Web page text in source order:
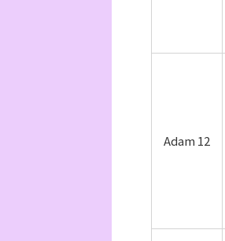
Adam 12